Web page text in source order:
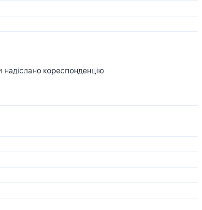
надіслано кореспонденцію